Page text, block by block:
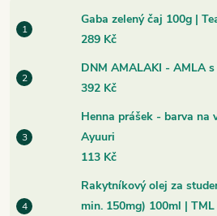
Gaba zelený čaj 100g |
289 Kč
DNM AMALAKI - AMLA
392 Kč
Henna prášek - barva na
Ayuuri
113 Kč
Rakytníkový olej za
min. 150mg) 100ml | TML